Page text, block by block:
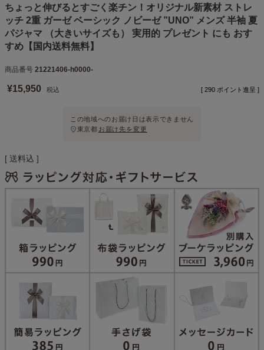
ちょっと伸びるとすごく楽チン！オリジナル新素材 ストレ
ッチ 2重 ガーゼ ベーシック ノビーゼ ”UNO” メンズ 半袖 夏
パジャマ （大きいサイズも） 実用的 プレゼント にも おす
すめ【国内送料無料】
商品番号 21221406-h0000-
¥15,950 税込 [ 290 ポイント進呈 ]
この地域へのお届け日は表示できません
東京都 お届け先を変更
送料込